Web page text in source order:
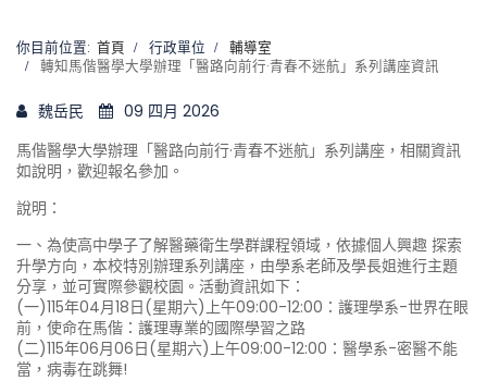
你目前位置: 首頁 行政單位
輔導室
轉知馬偕醫學大學辦理「醫路向前行·青春不迷航」系列講座資訊
魏岳民
09 四月 2026
馬偕醫學大學辦理「醫路向前行·青春不迷航」系列講座，相關資訊
如說明，歡迎報名參加。
說明：
一、為使高中學子了解醫藥衛生學群課程領域，依據個人興趣 探索
升學方向，本校特別辦理系列講座，由學系老師及學長姐進行主題
分享，並可實際參觀校園。活動資訊如下：
(一)115年04月18日(星期六)上午09:00-12:00：護理學系-世界在眼
前，使命在馬偕：護理專業的國際學習之路
(二)115年06月06日(星期六)上午09:00-12:00：醫學系-密醫不能
當，病毒在跳舞!